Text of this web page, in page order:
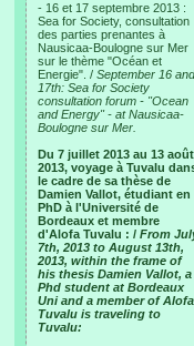
- 16 et 17 septembre 2013 :
Sea for Society, consultation
des parties prenantes à
Nausicaa-Boulogne sur Mer
sur le thème "Océan et
Energie". / September 16 and
17th: Sea for Society
consultation forum - "Ocean
and Energy" - at Nausicaa-
Boulogne sur Mer.
Du 7 juillet 2013 au 13
2013, voyage à Tuvalu
le cadre de sa thèse de
Damien Vallot, étudiant en
PhD à l'Université de
Bordeaux et membre
d'Alofa Tuvalu : / From
7th, 2013 to August 13th,
2013, within the frame of
his thesis Damien Vallot, a
Phd student at Bordeaux
Uni and a member of Alofa
Tuvalu is traveling to
Tuvalu: